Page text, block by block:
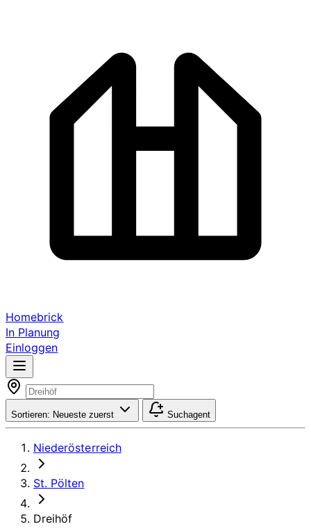
Homebrick
In Planung
Einloggen
Sortieren: Neueste zuerst Suchagent
Niederösterreich
St. Pölten
Dreihöf